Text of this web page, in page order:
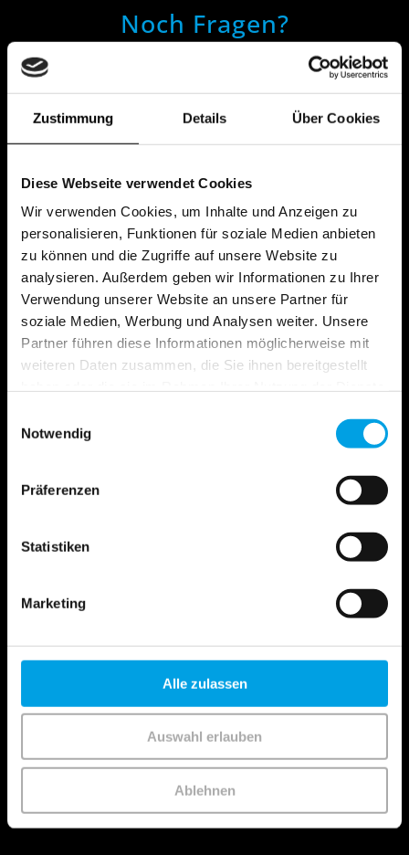
Zustimmung Details Über Cookies
Diese Webseite verwendet Cookies
Wir verwenden Cookies, um Inhalte und Anzeigen zu
personalisieren, Funktionen für soziale Medien anbieten
zu können und die Zugriffe auf unsere Website zu
analysieren. Außerdem geben wir Informationen zu Ihrer
Verwendung unserer Website an unsere Partner für
soziale Medien, Werbung und Analysen weiter. Unsere
Partner führen diese Informationen möglicherweise mit
weiteren Daten zusammen, die Sie ihnen bereitgestellt
Notwendig
Präferenzen
Statistiken
Marketing
Alle zulassen
Auswahl erlauben
Ablehnen
Noch Fragen?
Wir beraten Sie gerne und finden gemeinsam eine
passende Lösung.
+49 (0)711 380 730 0
info@awk-online.de